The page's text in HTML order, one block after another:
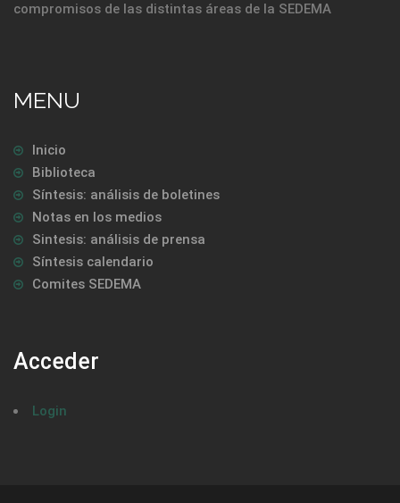
compromisos de las distintas áreas de la SEDEMA
MENU
Inicio
Biblioteca
Síntesis: análisis de boletines
Notas en los medios
Sintesis: análisis de prensa
Síntesis calendario
Comites SEDEMA
Acceder
Login